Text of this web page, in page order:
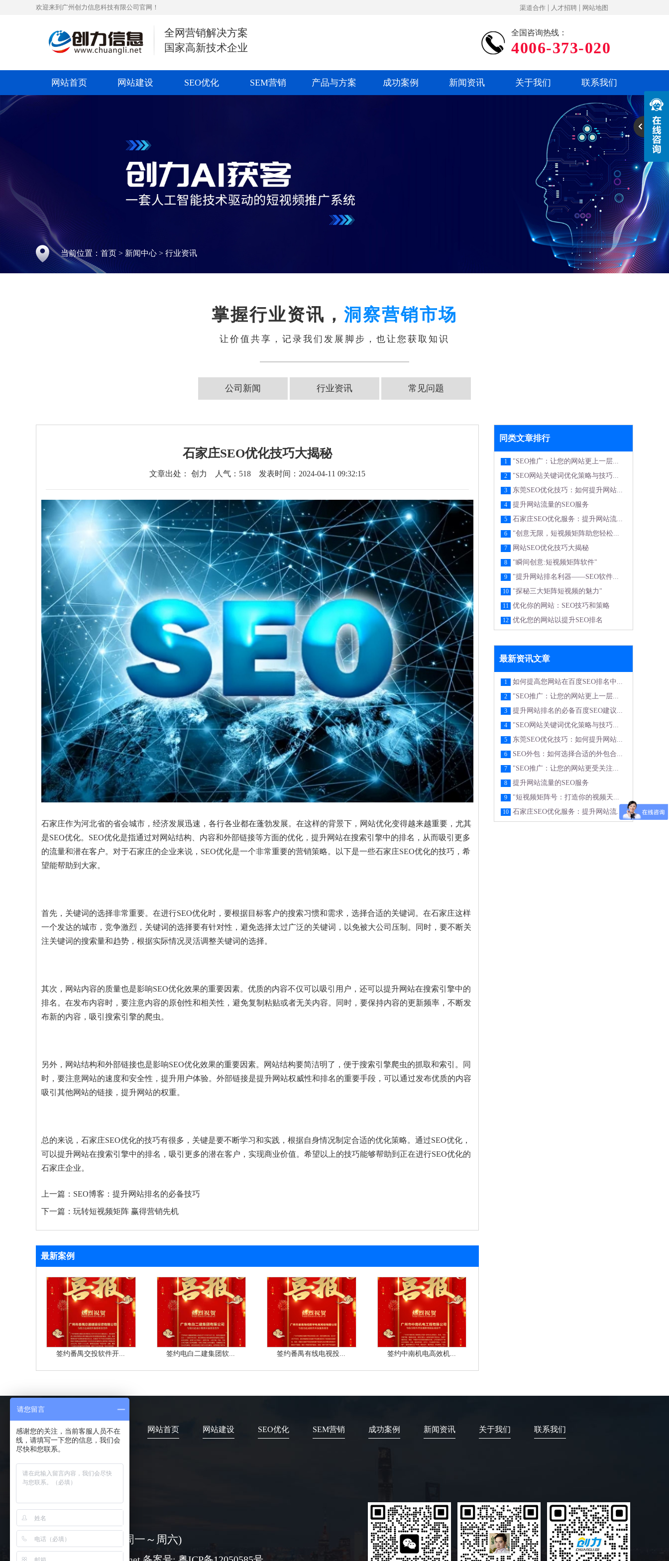
欢迎来到广州创力信息科技有限公司官网！ 渠道合作 | 人才招聘 | 网站地图
全网营销解决方案
国家高新技术企业
全国咨询热线：
4006-373-020
网站首页 网站建设 SEO优化 SEM营销 产品与方案 成功案例 新闻资讯 关于我们 联系我们
当前位置： 首页 > 新闻中心 > 行业资讯
掌握行业资讯， 洞察营销市场
让价值共享，记录我们发展脚步，也让您获取知识
公司新闻 行业资讯 常见问题
石家庄SEO优化技巧大揭秘
文章出处： 创力 人气： 518 发表时间：2024-04-11 09:32:15
石家庄作为河北省的省会城市，经济发展迅速，各行各业都在蓬勃发展。在这样的背景下，网站优化变得越来越重要，尤其
是SEO优化。SEO优化是指通过对网站结构、内容和外部链接等方面的优化，提升网站在搜索引擎中的排名，从而吸引更多
的流量和潜在客户。对于石家庄的企业来说，SEO优化是一个非常重要的营销策略。以下是一些石家庄SEO优化的技巧，希
望能帮助到大家。
首先，关键词的选择非常重要。在进行SEO优化时，要根据目标客户的搜索习惯和需求，选择合适的关键词。在石家庄这样
一个发达的城市，竞争激烈，关键词的选择要有针对性，避免选择太过广泛的关键词，以免被大公司压制。同时，要不断关
注关键词的搜索量和趋势，根据实际情况灵活调整关键词的选择。
其次，网站内容的质量也是影响SEO优化效果的重要因素。优质的内容不仅可以吸引用户，还可以提升网站在搜索引擎中的
排名。在发布内容时，要注意内容的原创性和相关性，避免复制粘贴或者无关内容。同时，要保持内容的更新频率，不断发
布新的内容，吸引搜索引擎的爬虫。
另外，网站结构和外部链接也是影响SEO优化效果的重要因素。网站结构要简洁明了，便于搜索引擎爬虫的抓取和索引。同
时，要注意网站的速度和安全性，提升用户体验。外部链接是提升网站权威性和排名的重要手段，可以通过发布优质的内容
吸引其他网站的链接，提升网站的权重。
总的来说，石家庄SEO优化的技巧有很多，关键是要不断学习和实践，根据自身情况制定合适的优化策略。通过SEO优化，
可以提升网站在搜索引擎中的排名，吸引更多的潜在客户，实现商业价值。希望以上的技巧能够帮助到正在进行SEO优化的
石家庄企业。
上一篇： SEO博客：提升网站排名的必备技巧
下一篇： 玩转短视频矩阵 赢得营销先机
最新案例
签约番禺交投软件开... 签约电白二建集团软... 签约番禺有线电视投... 签约中南机电高效机...
同类文章排行
1 "SEO推广：让您的网站更上一层...
2 "SEO网站关键词优化策略与技巧...
3 东莞SEO优化技巧：如何提升网站...
4 提升网站流量的SEO服务
5 石家庄SEO优化服务：提升网站流...
6 "创意无限，短视频矩阵助您轻松...
7 网站SEO优化技巧大揭秘
8 "瞬间创意:短视频矩阵软件"
9 "提升网站排名利器——SEO软件...
10 "探秘三大矩阵短视频的魅力"
11 优化你的网站：SEO技巧和策略
12 优化您的网站以提升SEO排名
最新资讯文章
1 如何提高您网站在百度SEO排名中...
2 "SEO推广：让您的网站更上一层...
3 提升网站排名的必备百度SEO建议...
4 "SEO网站关键词优化策略与技巧...
5 东莞SEO优化技巧：如何提升网站...
6 SEO外包：如何选择合适的外包合...
7 "SEO推广：让您的网站更受关注...
8 提升网站流量的SEO服务
9 "短视频矩阵号：打造你的视频天...
10 石家庄SEO优化服务：提升网站流...
网站首页 网站建设 SEO优化 SEM营销 成功案例 新闻资讯 关于我们 联系我们
08:30-18:00 ( 周一～周六)
请您留言
感谢您的关注，当前客服人员不在
线，请填写一下您的信息，我们会
尽快和您联系。